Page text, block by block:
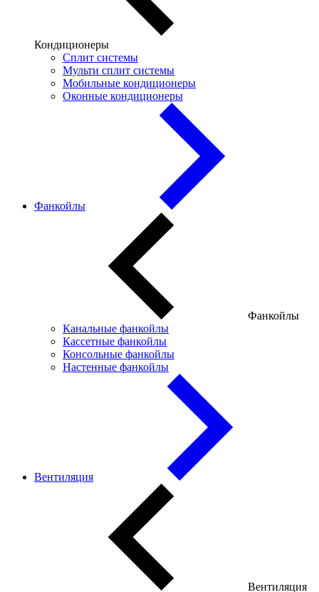
Кондиционеры
Сплит системы
Мульти сплит системы
Мобильные кондиционеры
Оконные кондиционеры
Фанкойлы
Фанкойлы
Канальные фанкойлы
Кассетные фанкойлы
Консольные фанкойлы
Настенные фанкойлы
Вентиляция
Вентиляция